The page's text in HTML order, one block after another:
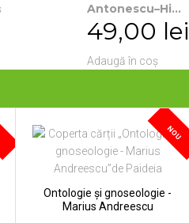
Antonescu–Hi...
49,00 lei
Adaugă în coș
NOU
Ontologie și gnoseologie -
Marius Andreescu